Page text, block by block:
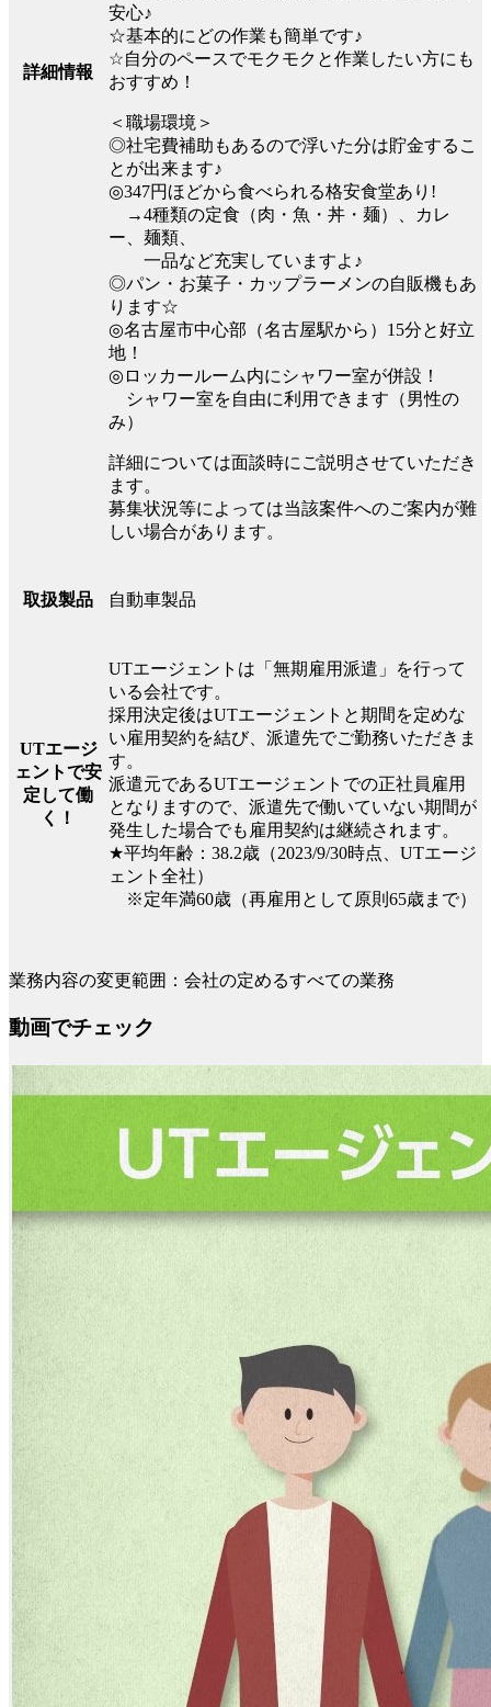
詳細情報
安心♪
☆基本的にどの作業も簡単です♪
☆自分のペースでモクモクと作業したい方にも
おすすめ！
＜職場環境＞
◎社宅費補助もあるので浮いた分は貯金するこ
とが出来ます♪
◎347円ほどから食べられる格安食堂あり!
→4種類の定食（肉・魚・丼・麺）、カレ
ー、麺類、
一品など充実していますよ♪
◎パン・お菓子・カップラーメンの自販機もあ
ります☆
◎名古屋市中心部（名古屋駅から）15分と好立
地！
◎ロッカールーム内にシャワー室が併設！
シャワー室を自由に利用できます（男性の
み）
詳細については面談時にご説明させていただき
ます。
募集状況等によっては当該案件へのご案内が難
しい場合があります。
取扱製品 自動車製品
UTエージ
ェントで安
定して働
く！
UTエージェントは「無期雇用派遣」を行って
いる会社です。
採用決定後はUTエージェントと期間を定めな
い雇用契約を結び、派遣先でご勤務いただきま
す。
派遣元であるUTエージェントでの正社員雇用
となりますので、派遣先で働いていない期間が
発生した場合でも雇用契約は継続されます。
★平均年齢：38.2歳（2023/9/30時点、UTエージ
ェント全社）
※定年満60歳（再雇用として原則65歳まで）
業務内容の変更範囲：会社の定めるすべての業務
動画でチェック